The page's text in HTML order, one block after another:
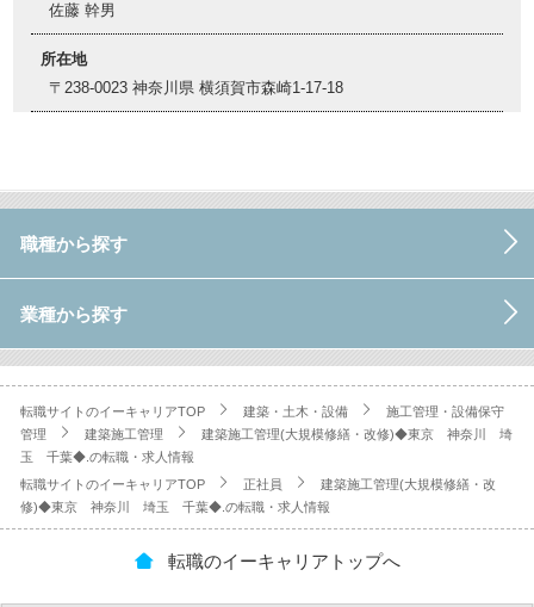
佐藤 幹男
所在地
〒238-0023 神奈川県 横須賀市森崎1-17-18
職種から探す
業種から探す
転職サイトのイーキャリアTOP 建築・土木・設備
施工管理・設備保守
管理
建築施工管理
建築施工管理(大規模修繕・改修)◆東京 神奈川 埼
玉 千葉◆.の転職・求人情報
転職サイトのイーキャリアTOP
正社員
建築施工管理(大規模修繕・改
修)◆東京 神奈川 埼玉 千葉◆.の転職・求人情報
転職のイーキャリアトップへ